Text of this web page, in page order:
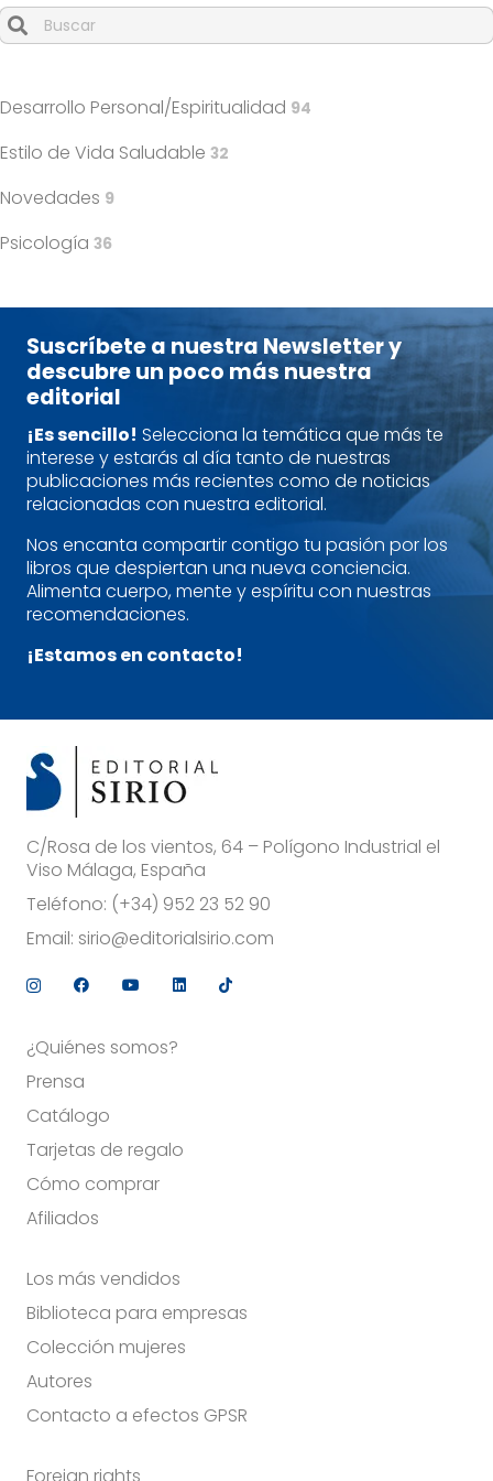
Desarrollo Personal/Espiritualidad 94
Estilo de Vida Saludable 32
Novedades 9
Psicología 36
Suscríbete a nuestra Newsletter y
descubre un poco más nuestra
editorial
¡Es sencillo! Selecciona la temática que más te
interese y estarás al día tanto de nuestras
publicaciones más recientes como de noticias
relacionadas con nuestra editorial.
Nos encanta compartir contigo tu pasión por los
libros que despiertan una nueva conciencia.
Alimenta cuerpo, mente y espíritu con nuestras
recomendaciones.
¡Estamos en contacto!
C/Rosa de los vientos, 64 – Polígono Industrial el
Viso Málaga, España
Teléfono: (+34) 952 23 52 90
Email: sirio@editorialsirio.com
¿Quiénes somos?
Prensa
Catálogo
Tarjetas de regalo
Cómo comprar
Afiliados
Los más vendidos
Biblioteca para empresas
Colección mujeres
Autores
Contacto a efectos GPSR
Foreign rights